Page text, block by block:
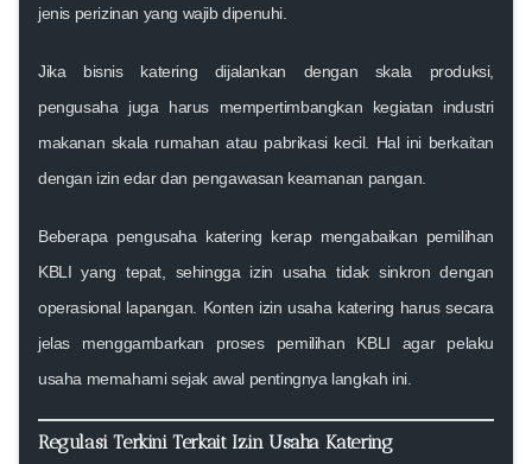
jenis perizinan yang wajib dipenuhi.
Jika bisnis katering dijalankan dengan skala produksi,
pengusaha juga harus mempertimbangkan kegiatan industri
makanan skala rumahan atau pabrikasi kecil. Hal ini berkaitan
dengan izin edar dan pengawasan keamanan pangan.
Beberapa pengusaha katering kerap mengabaikan pemilihan
KBLI yang tepat, sehingga izin usaha tidak sinkron dengan
operasional lapangan. Konten izin usaha katering harus secara
jelas menggambarkan proses pemilihan KBLI agar pelaku
usaha memahami sejak awal pentingnya langkah ini.
Regulasi Terkini Terkait Izin Usaha Katering